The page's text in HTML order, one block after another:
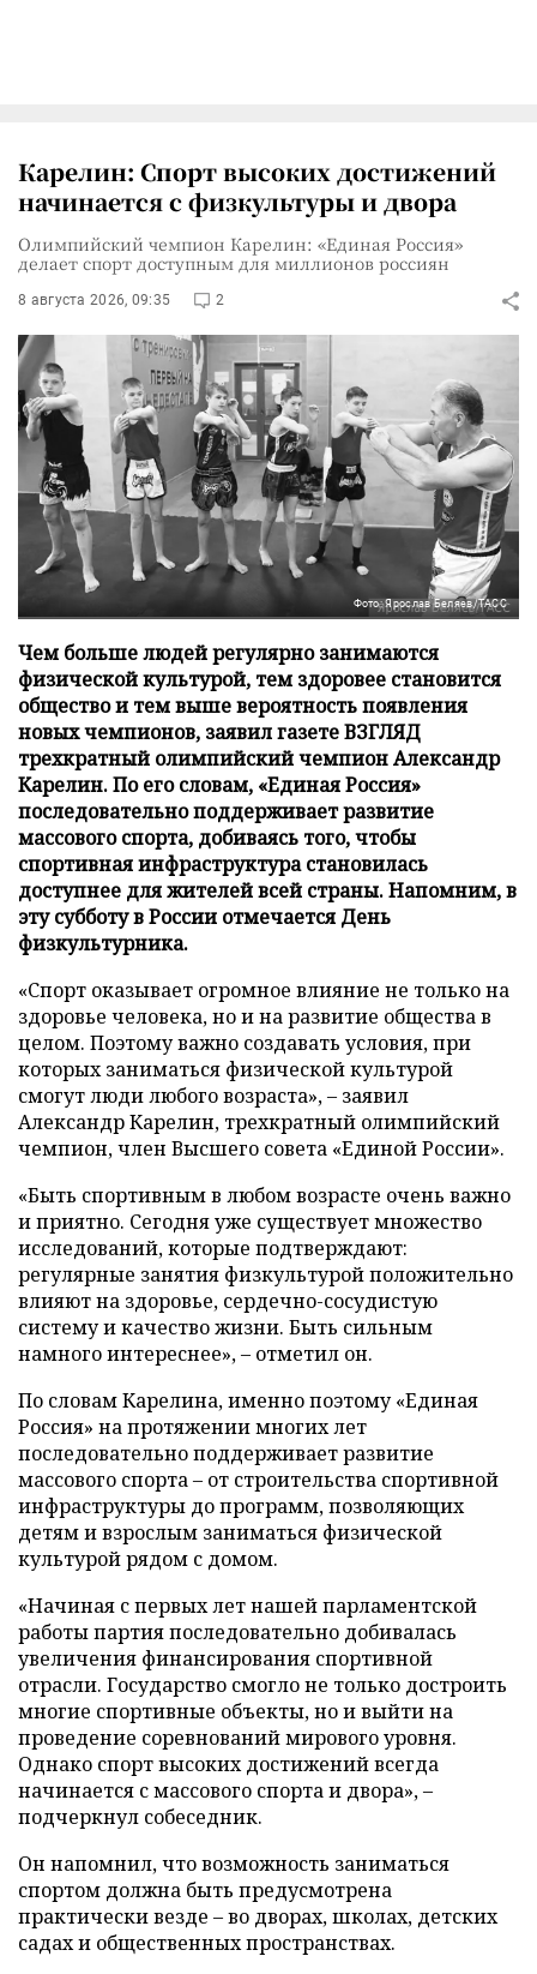
Карелин: Спорт высоких достижений
начинается с физкультуры и двора
Олимпийский чемпион Карелин: «Единая Россия»
делает спорт доступным для миллионов россиян
8 августа 2026, 09:35 2
Фото: Ярослав Беляев/ТАСС
Чем больше людей регулярно занимаются
физической культурой, тем здоровее становится
общество и тем выше вероятность появления
новых чемпионов, заявил газете ВЗГЛЯД
трехкратный олимпийский чемпион Александр
Карелин. По его словам, «Единая Россия»
последовательно поддерживает развитие
массового спорта, добиваясь того, чтобы
спортивная инфраструктура становилась
доступнее для жителей всей страны. Напомним, в
эту субботу в России отмечается День
физкультурника.
«Спорт оказывает огромное влияние не только на
здоровье человека, но и на развитие общества в
целом. Поэтому важно создавать условия, при
которых заниматься физической культурой
смогут люди любого возраста», – заявил
Александр Карелин, трехкратный олимпийский
чемпион, член Высшего совета «Единой России».
«Быть спортивным в любом возрасте очень важно
и приятно. Сегодня уже существует множество
исследований, которые подтверждают:
регулярные занятия физкультурой положительно
влияют на здоровье, сердечно-сосудистую
систему и качество жизни. Быть сильным
намного интереснее», – отметил он.
По словам Карелина, именно поэтому «Единая
Россия» на протяжении многих лет
последовательно поддерживает развитие
массового спорта – от строительства спортивной
инфраструктуры до программ, позволяющих
детям и взрослым заниматься физической
культурой рядом с домом.
«Начиная с первых лет нашей парламентской
работы партия последовательно добивалась
увеличения финансирования спортивной
отрасли. Государство смогло не только достроить
многие спортивные объекты, но и выйти на
проведение соревнований мирового уровня.
Однако спорт высоких достижений всегда
начинается с массового спорта и двора», –
подчеркнул собеседник.
Он напомнил, что возможность заниматься
спортом должна быть предусмотрена
практически везде – во дворах, школах, детских
садах и общественных пространствах.